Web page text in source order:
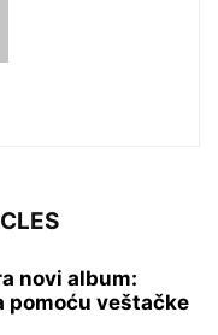
novi album:
pomoću veštačke